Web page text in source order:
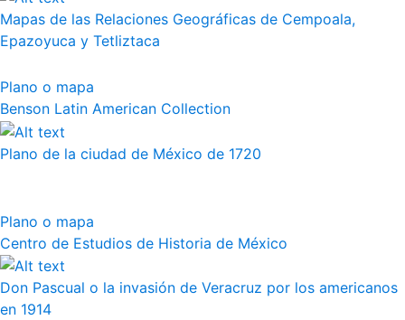
Mapas de las Relaciones Geográficas de Cempoala,
Epazoyuca y Tetliztaca
Plano o mapa
Benson Latin American Collection
Plano de la ciudad de México de 1720
Plano o mapa
Centro de Estudios de Historia de México
Don Pascual o la invasión de Veracruz por los americanos
en 1914